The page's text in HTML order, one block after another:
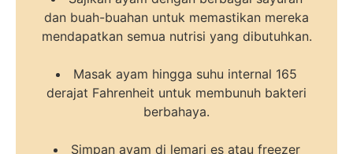
dan buah-buahan untuk memastikan mereka
mendapatkan semua nutrisi yang dibutuhkan.
Masak ayam hingga suhu internal 165
derajat Fahrenheit untuk membunuh bakteri
berbahaya.
Simpan ayam di lemari es atau freezer